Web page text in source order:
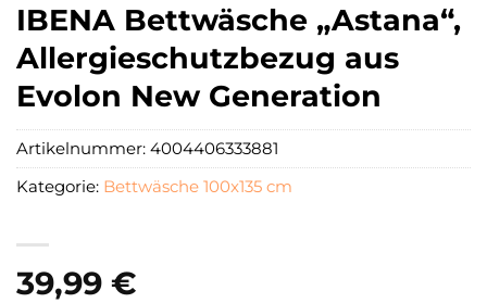
IBENA Bettwäsche „Astana“,
Allergieschutzbezug aus
Evolon New Generation
39,99 €
Artikelnummer: 4004406333881
Kategorie: Bettwäsche 100x135 cm